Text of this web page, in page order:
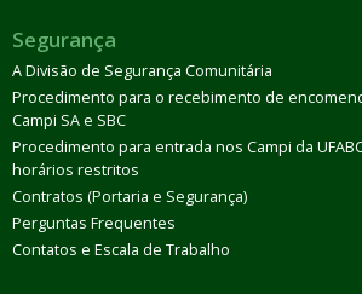
Segurança
A Divisão de Segurança Comunitária
Procedimento para o recebimento de
Campi SA e SBC
Procedimento para entrada nos Campi da
horários restritos
Contratos (Portaria e Segurança)
Perguntas Frequentes
Contatos e Escala de Trabalho